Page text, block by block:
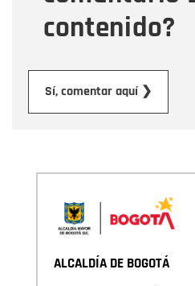
contenido?
Sí, comentar aquí ❯
ALCALDÍA DE BOGOTÁ